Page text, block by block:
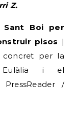
Z.
Boi per
pisos |
concret per la
Eulàlia i el
/